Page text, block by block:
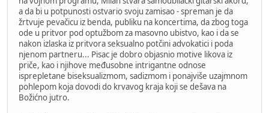
a da bi u potpunosti ostvario svoju zamisao - spreman je da
žrtvuje pevačicu iz benda, publiku na koncertima, da zbog toga
ode u pritvor pod optužbom za masovno ubistvo, kao i da se
nakon izlaska iz pritvora seksualno potčini advokatici i poda
njenom partneru... Pisac je dobro objasnio motive likova iz
priče, kao i njihove međusobne intrigantne odnose
isprepletane biseksualizmom, sadizmom i ponajviše uzajmnom
pohlepom koja dovodi do krvavog kraja koji se dešava na
Božićno jutro.